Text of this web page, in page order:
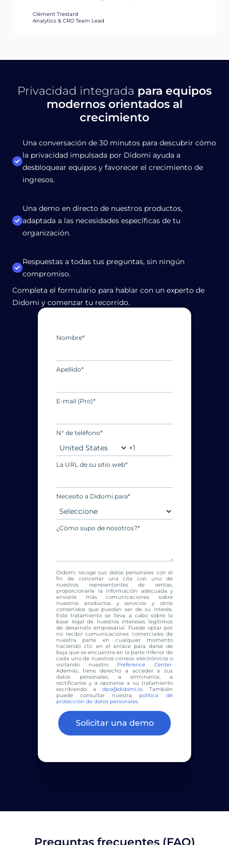
Clément Trestard
Analytics & CRO Team Lead
Privacidad integrada para equipos
modernos orientados al
crecimiento
Una conversación de 30 minutos para descubrir cómo
la privacidad impulsada por Didomi ayuda a
desbloquear equipos y favorecer el crecimiento de
ingresos.
Una demo en directo de nuestros productos,
adaptada a las necesidades específicas de tu
organización.
Respuestas a todas tus preguntas, sin ningún
compromiso.
Completa el formulario para hablar con un experto de
Didomi y comenzar tu recorrido.
Nombre*
Apellido*
E-mail (Pro)*
N° de teléfono*
La URL de su sitio web*
Necesito a Didomi para*
¿Cómo supo de nosotros?*
Didomi recoge sus datos personales con el
fin de concertar una cita con uno de
nuestros representantes de ventas,
proporcionarle la información adecuada y
enviarle más comunicaciones sobre
nuestros productos y servicios y otros
contenidos que puedan ser de su interés.
Este tratamiento se lleva a cabo sobre la
base legal de nuestros intereses legítimos
de desarrollo empresarial. Puede optar por
no recibir comunicaciones comerciales de
nuestra parte en cualquier momento
haciendo clic en el enlace para darse de
baja que se encuentra en la parte inferior de
cada uno de nuestros correos electrónicos o
visitando nuestro Preference Center.
Además, tiene derecho a acceder a sus
datos personales, a eliminarlos, a
rectificarlos y a oponerse a su tratamiento
escribiendo a dpo@didomi.io. También
puede consultar nuestra política de
protección de datos personales.